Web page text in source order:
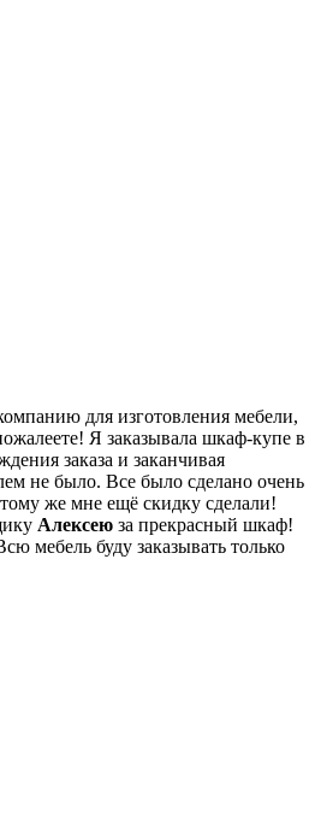
для изготовления мебели,
Я заказывала шкаф-купе в
заказа и заканчивая
не было. Все было сделано очень
же мне ещё скидку сделали!
Алексею за прекрасный шкаф!
мебель буду заказывать только